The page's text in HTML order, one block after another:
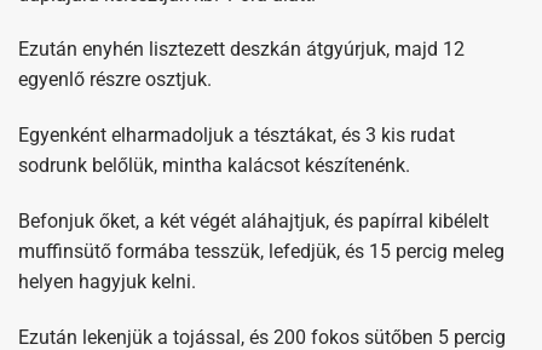
Ezután enyhén lisztezett deszkán átgyúrjuk, majd 12
egyenlő részre osztjuk.
Egyenként elharmadoljuk a tésztákat, és 3 kis rudat
sodrunk belőlük, mintha kalácsot készítenénk.
Befonjuk őket, a két végét aláhajtjuk, és papírral kibélelt
muffinsütő formába tesszük, lefedjük, és 15 percig meleg
helyen hagyjuk kelni.
Ezután lekenjük a tojással, és 200 fokos sütőben 5 percig